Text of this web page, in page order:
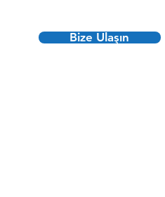
Bize Ulaşın